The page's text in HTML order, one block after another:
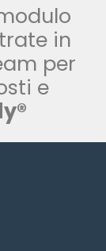
in
per
e